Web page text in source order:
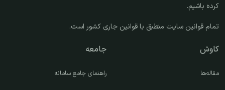
کرده باشیم.
تمام قوانین سایت منطبق با قوانین جاری کشور است.
کاوش
مقاله‌ها
جامعه
راهنمای جامع سامانه